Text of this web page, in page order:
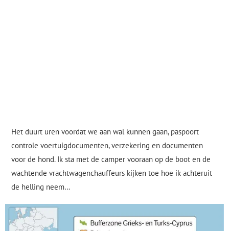
Het duurt uren voordat we aan wal kunnen gaan, paspoort
controle voertuigdocumenten, verzekering en documenten
voor de hond. Ik sta met de camper vooraan op de boot en de
wachtende vrachtwagenchauffeurs kijken toe hoe ik achteruit
de helling neem…